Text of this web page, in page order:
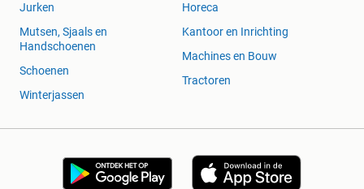
Jurken
Mutsen, Sjaals en
Handschoenen
Schoenen
Winterjassen
Horeca
Kantoor en Inrichting
Machines en Bouw
Tractoren